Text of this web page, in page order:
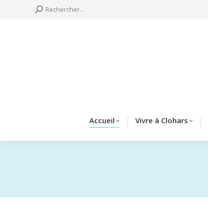
Search:
Rechercher...
Accueil Vivre à Clohars